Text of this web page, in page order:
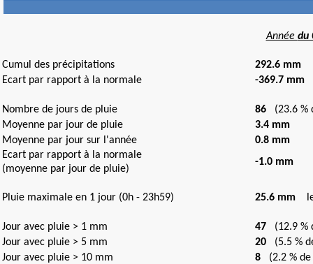
Année du
Cumul des précipitations
292.6 mm
Ecart par rapport à la normale
-369.7 mm
Nombre de jours de pluie 86 (23.6 %
Moyenne par jour de pluie
3.4 mm
Moyenne par jour sur l'année
0.8 mm
Ecart par rapport à la normale
(moyenne par jour de pluie)
-1.0 mm
Pluie maximale en 1 jour (0h - 23h59) 25.6 mm le
Jour avec pluie > 1 mm 47 (12.9 %
Jour avec pluie > 5 mm
20 (5.5 %
Jour avec pluie > 10 mm
8 (2.2 %